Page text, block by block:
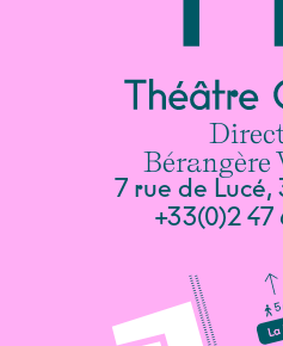
Bérangère
7 rue de Lucé,
+33(0)2 47